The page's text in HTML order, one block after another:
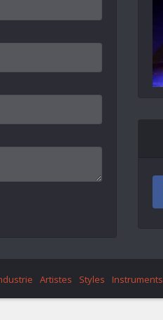
Artistes Styles Instruments